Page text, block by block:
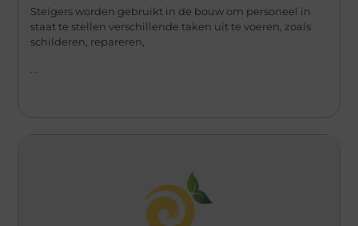
Steigers worden gebruikt in de bouw om personeel in
staat te stellen verschillende taken uit te voeren, zoals
schilderen, repareren,